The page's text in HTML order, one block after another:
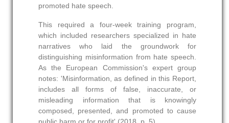
promoted hate speech.
This required a four-week training program,
which included researchers specialized in hate
narratives who laid the groundwork for
distinguishing misinformation from hate speech.
As the European Commission's expert group
notes: 'Misinformation, as defined in this Report,
includes all forms of false, inaccurate, or
misleading information that is knowingly
composed, presented, and promoted to cause
public harm or for profit' (2018, p. 5).